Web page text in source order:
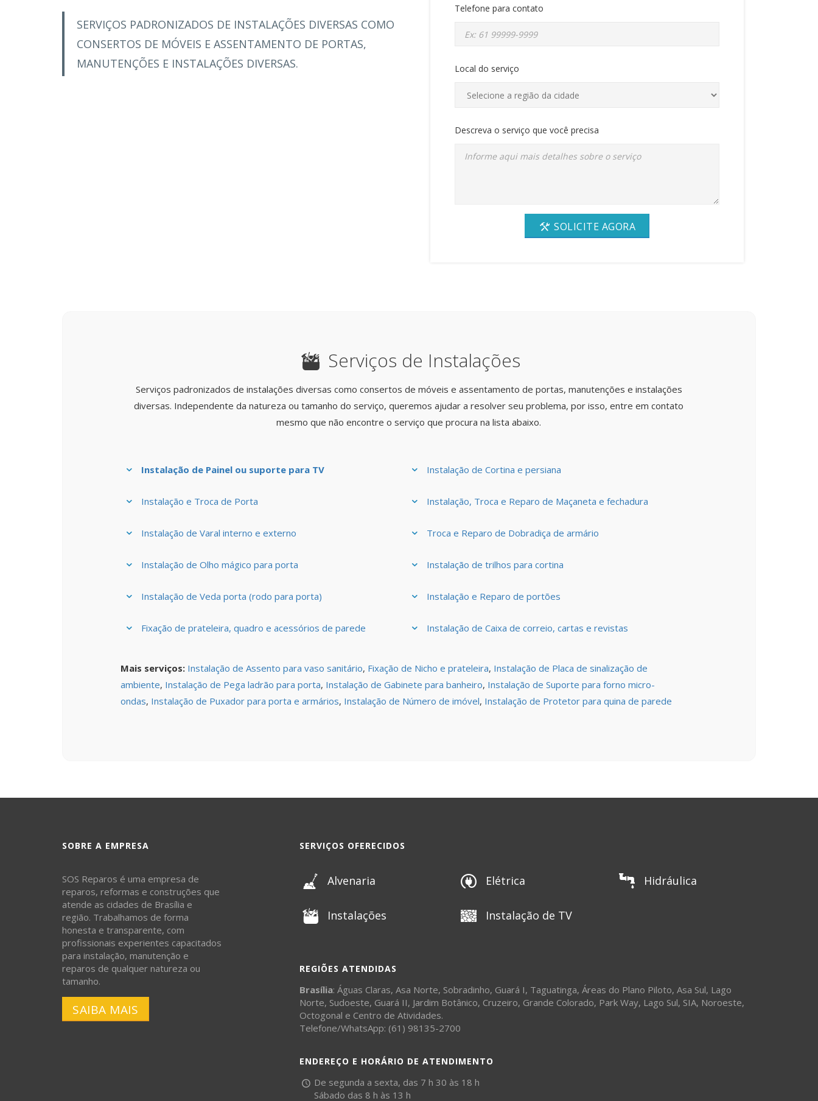
SERVIÇOS PADRONIZADOS DE INSTALAÇÕES DIVERSAS COMO
CONSERTOS DE MÓVEIS E ASSENTAMENTO DE PORTAS,
MANUTENÇÕES E INSTALAÇÕES DIVERSAS.
Telefone para contato
Local do serviço
Descreva o serviço que você precisa
SOLICITE AGORA
Serviços de Instalações
Serviços padronizados de instalações diversas como consertos de móveis e assentamento de portas, manutenções e instalações
diversas. Independente da natureza ou tamanho do serviço, queremos ajudar a resolver seu problema, por isso, entre em contato
mesmo que não encontre o serviço que procura na lista abaixo.
Instalação de Painel ou suporte para TV Instalação de Cortina e persiana
Instalação e Troca de Porta Instalação, Troca e Reparo de Maçaneta e fechadura
Instalação de Varal interno e externo Troca e Reparo de Dobradiça de armário
Instalação de Olho mágico para porta Instalação de trilhos para cortina
Instalação de Veda porta (rodo para porta) Instalação e Reparo de portões
Fixação de prateleira, quadro e acessórios de parede Instalação de Caixa de correio, cartas e revistas
Mais serviços: Instalação de Assento para vaso sanitário, Fixação de Nicho e prateleira, Instalação de Placa de sinalização de
ambiente, Instalação de Pega ladrão para porta, Instalação de Gabinete para banheiro, Instalação de Suporte para forno micro-
ondas, Instalação de Puxador para porta e armários, Instalação de Número de imóvel, Instalação de Protetor para quina de parede
SOBRE A EMPRESA
SOS Reparos é uma empresa de
reparos, reformas e construções que
atende as cidades de Brasília e
região. Trabalhamos de forma
honesta e transparente, com
profissionais experientes capacitados
para instalação, manutenção e
reparos de qualquer natureza ou
tamanho.
SAIBA MAIS
SERVIÇOS OFERECIDOS
Alvenaria
Instalações
Elétrica
Instalação de TV
Hidráulica
REGIÕES ATENDIDAS
Brasília: Águas Claras, Asa Norte, Sobradinho, Guará I, Taguatinga, Áreas do Plano Piloto, Asa Sul, Lago
Norte, Sudoeste, Guará II, Jardim Botânico, Cruzeiro, Grande Colorado, Park Way, Lago Sul, SIA, Noroeste,
Octogonal e Centro de Atividades.
Telefone/WhatsApp: (61) 98135-2700
ENDEREÇO E HORÁRIO DE ATENDIMENTO
De segunda a sexta, das 7 h 30 às 18 h
Sábado das 8 h às 13 h